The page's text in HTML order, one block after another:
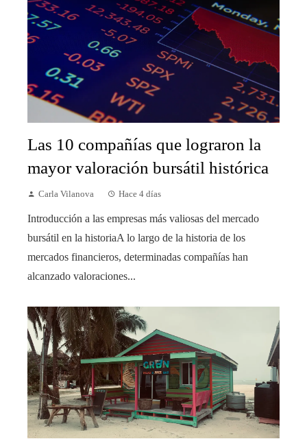
Las 10 compañías que lograron la
mayor valoración bursátil histórica
Carla Vilanova Hace 4 días
Introducción a las empresas más valiosas del mercado
bursátil en la historiaA lo largo de la historia de los
mercados financieros, determinadas compañías han
alcanzado valoraciones...